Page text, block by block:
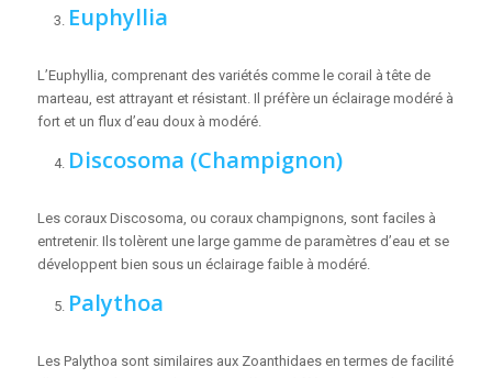
Euphyllia
L’Euphyllia, comprenant des variétés comme le corail à tête de
marteau, est attrayant et résistant. Il préfère un éclairage modéré à
fort et un flux d’eau doux à modéré.
Discosoma (Champignon)
Les coraux Discosoma, ou coraux champignons, sont faciles à
entretenir. Ils tolèrent une large gamme de paramètres d’eau et se
développent bien sous un éclairage faible à modéré.
Palythoa
Les Palythoa sont similaires aux Zoanthidaes en termes de facilité